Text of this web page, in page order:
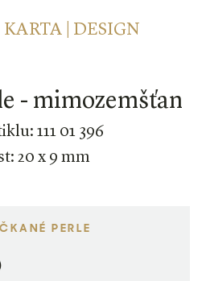
| DESIGN
- mimozemšťan
111 01 396
20 x 9 mm
PERLE